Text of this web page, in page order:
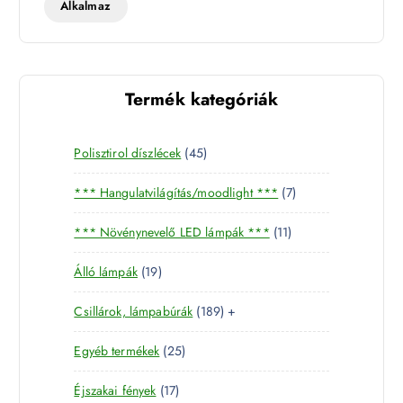
Alkalmaz
Termék kategóriák
Polisztirol díszlécek 454
5
t
e
r
m
k
*** Hangulatvilágítás/moodlight *** 77
t
r
é
*** Növénynevelő LED lámpák *** 111
1
e
m
k
Álló lámpák 191
9
t
e
r
m
é
Csillárok, lámpabúrák 1891
8
t
+
Egyéb termékek 252
5
Éjszakai fények 171